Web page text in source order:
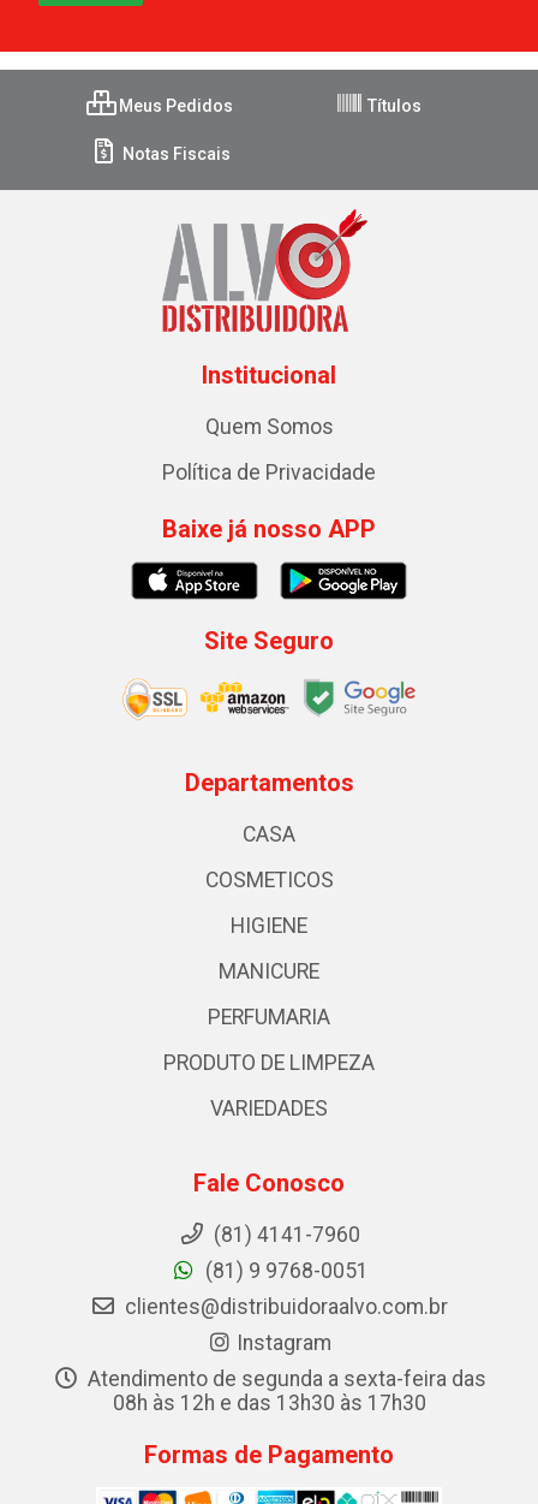
Meus Pedidos Títulos
Notas Fiscais
Institucional
Quem Somos
Política de Privacidade
Baixe já nosso APP
Site Seguro
Departamentos
CASA
COSMETICOS
HIGIENE
MANICURE
PERFUMARIA
PRODUTO DE LIMPEZA
VARIEDADES
Fale Conosco
(81) 4141-7960
(81) 9 9768-0051
clientes@distribuidoraalvo.com.br
Instagram
Atendimento de segunda a sexta-feira das
08h às 12h e das 13h30 às 17h30
Formas de Pagamento